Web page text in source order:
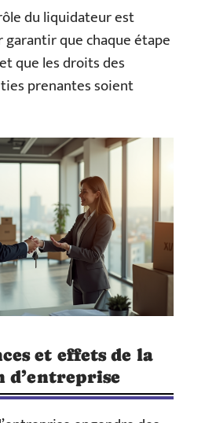
du liquidateur est
que chaque étape
que les droits des
prenantes soient
et effets de la